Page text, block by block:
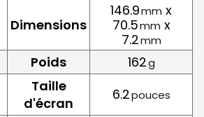
Dimensions
146.9mm x
70.5mm x
7.2mm
Poids 162g
Taille
d'écran
6.2pouces